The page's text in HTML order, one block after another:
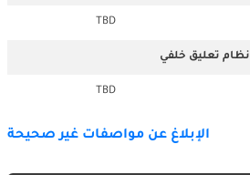
TBD
نظام تعليق خلفي
TBD
الإبلاغ عن مواصفات غير صحيحة